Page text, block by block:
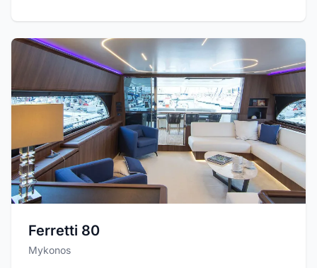
Ferretti 80
Mykonos